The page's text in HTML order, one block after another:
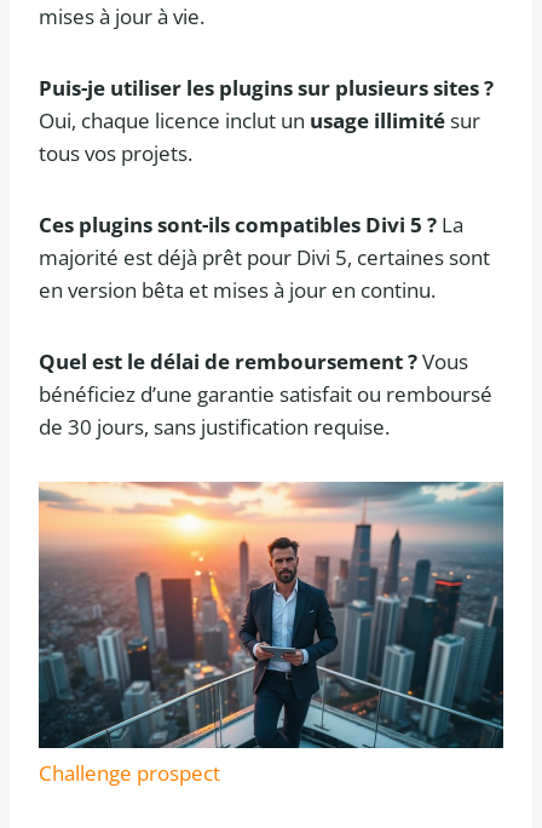
mises à jour à vie.
Puis-je utiliser les plugins sur plusieurs sites ?
Oui, chaque licence inclut un usage illimitésur
tous vos projets.
Ces plugins sont-ils compatibles Divi 5 ? La
majorité est déjà prêt pour Divi 5, certaines sont
en version bêta et mises à jour en continu.
Quel est le délai de remboursement ?Vous
bénéficiez d’une garantie satisfait ou remboursé
de 30 jours, sans justification requise.
Challenge prospect